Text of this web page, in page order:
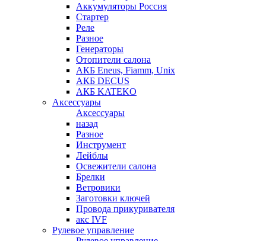
Аккумуляторы Россия
Стартер
Реле
Разное
Генераторы
Отопители салона
АКБ Eneus, Fiamm, Unix
АКБ DECUS
АКБ KATEKO
Аксессуары
Аксессуары
назад
Разное
Инструмент
Лейблы
Освежители салона
Брелки
Ветровики
Заготовки ключей
Провода прикуривателя
акс IVF
Рулевое управление